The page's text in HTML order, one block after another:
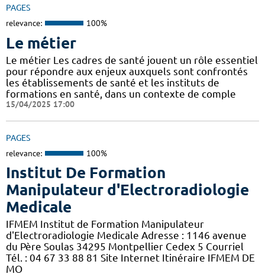
PAGES
relevance: 100%
Le métier
Le métier Les cadres de santé jouent un rôle essentiel
pour répondre aux enjeux auxquels sont confrontés
les établissements de santé et les instituts de
formations en santé, dans un contexte de comple
15/04/2025 17:00
PAGES
relevance: 100%
Institut De Formation
Manipulateur d'Electroradiologie
Medicale
IFMEM Institut de Formation Manipulateur
d'Electroradiologie Medicale Adresse : 1146 avenue
du Père Soulas 34295 Montpellier Cedex 5 Courriel
Tél. : 04 67 33 88 81 Site Internet Itinéraire IFMEM DE
MO